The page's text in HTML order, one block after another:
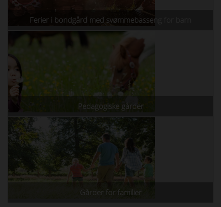
Ferier i bondgård med svømmebasseng for barn
Pedagogiske gårder
Gårder for familier